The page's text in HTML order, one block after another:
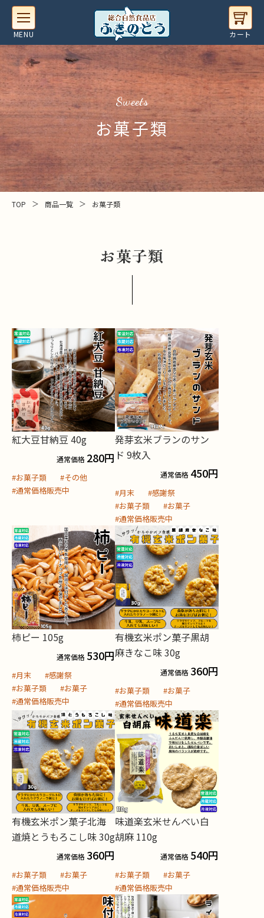
sweets
お菓子類
TOP ＞ 商品一覧 ＞ お菓子類
お菓子類
紅大豆甘納豆 40g
通常価格 280円
#お菓子類
#その他
#通常価格販売中
発芽玄米ブランのサン
ド 9枚入
通常価格 450円
#月末
#感謝祭
#お菓子類
#お菓子
#通常価格販売中
柿ピー 105g
通常価格 530円
#月末
#感謝祭
#お菓子類
#お菓子
#通常価格販売中
有機玄米ポン菓子黒胡
麻きなこ味 30g
通常価格 360円
#お菓子類
#お菓子
#通常価格販売中
有機玄米ポン菓子北海
道焼とうもろこし味 30g
通常価格 360円
#お菓子類
#お菓子
#通常価格販売中
味道楽玄米せんべい白
胡麻 110g
通常価格 540円
#お菓子類
#お菓子
#通常価格販売中